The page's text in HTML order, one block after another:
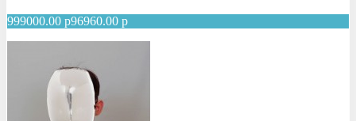
999000.00 р96960.00 р